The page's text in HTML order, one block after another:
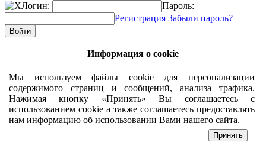
Логин:
Пароль:
Регистрация Забыли пароль?
Информация о cookie
Мы используем файлы cookie для персонализации
содержимого страниц и сообщений, анализа трафика.
Нажимая кнопку «Принять» Вы соглашаетесь с
использованием cookie а также соглашаетесь предоставлять
нам информацию об использовании Вами нашего сайта.
Принять